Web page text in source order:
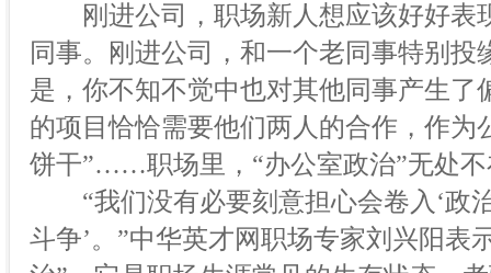
刚进公司，职场新人想应该好好表
同事。刚进公司，和一个老同事特别
是，你不知不觉中也对其他同事产生
的项目恰恰需要他们两人的合作，作为
饼干”……职场里，“办公室政治”无处不
“我们没有必要刻意担心会卷入‘政
斗争’。”中华英才网职场专家刘兴阳表